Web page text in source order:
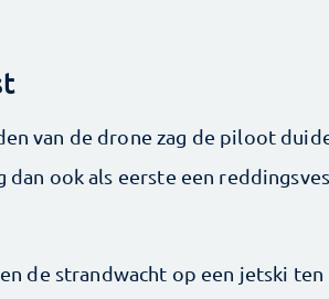
van de drone zag de piloot
dan ook als eerste een
de strandwacht op een jetski